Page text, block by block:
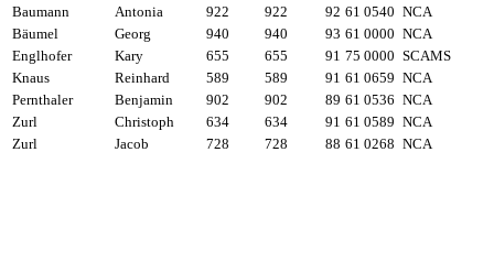
Baumann
Antonia 922 922 92 61 0540 NCA
Bäumel
Georg 940 940 93 61 0000 NCA
Englhofer
Kary 655 655 91 75 0000 SCAMS
Knaus
Reinhard 589 589 91 61 0659 NCA
Pernthaler
Benjamin 902 902 89 61 0536 NCA
Zurl
Christoph 634 634 91 61 0589 NCA
Zurl
Jacob 728 728 88 61 0268 NCA